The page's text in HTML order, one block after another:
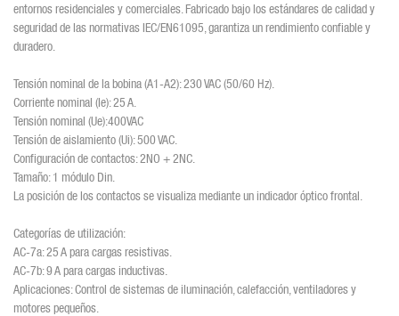
entornos residenciales y comerciales. Fabricado bajo los estándares de calidad y
seguridad de las normativas IEC/EN61095, garantiza un rendimiento confiable y
duradero.
Tensión nominal de la bobina (A1-A2): 230 VAC (50/60 Hz).
Corriente nominal (Ie): 25 A.
Tensión nominal (Ue):400VAC
Tensión de aislamiento (Ui): 500 VAC.
Configuración de contactos: 2NO + 2NC.
Tamaño: 1 módulo Din.
La posición de los contactos se visualiza mediante un indicador óptico frontal.
Categorías de utilización:
AC-7a: 25 A para cargas resistivas.
AC-7b: 9 A para cargas inductivas.
Aplicaciones: Control de sistemas de iluminación, calefacción, ventiladores y
motores pequeños.